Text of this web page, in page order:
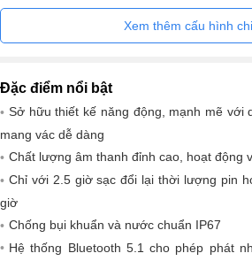
Xem thêm cấu hình
Đặc điểm nổi bật
Sở hữu thiết kế năng động, mạnh mẽ với
mang vác dễ dàng
Chất lượng âm thanh đỉnh cao, hoạt động
Chỉ với 2.5 giờ sạc đổi lại thời lượng pin
giờ
Chống bụi khuẩn và nước chuẩn IP67
Hệ thống Bluetooth 5.1 cho phép phát